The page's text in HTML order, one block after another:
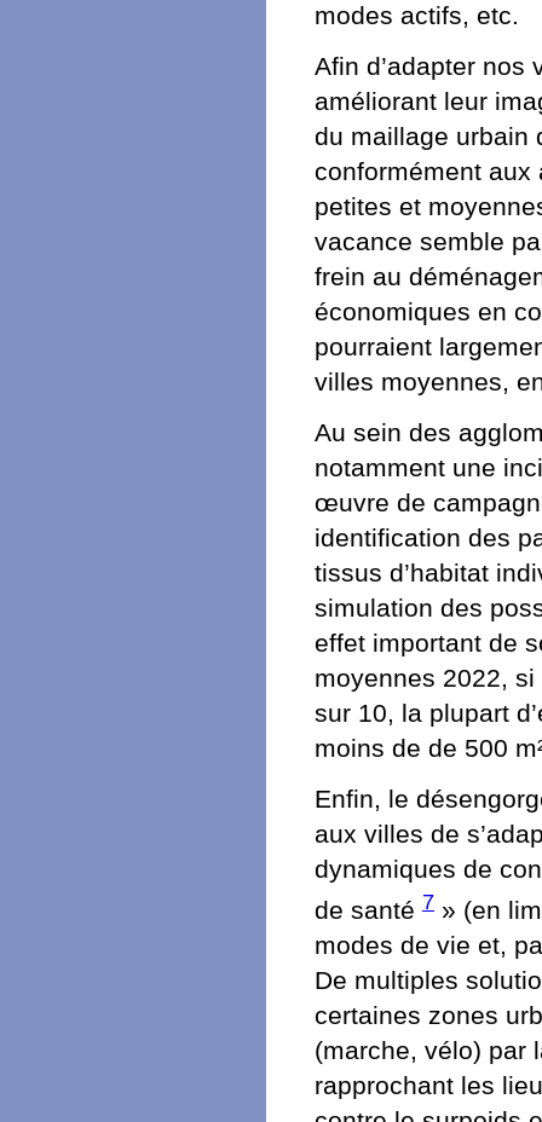
modes actifs, etc.
Afin d’adapter
améliorant leur
du maillage urbain
conformément aux
petites et
vacance semble
frein au
économiques en
pourraient
villes moyennes,
Au sein des
notamment une
œuvre de
identification des
tissus d’habitat
simulation des
effet important de
moyennes 2022,
sur 10, la plupart
moins de de 500
Enfin, le
aux villes de
dynamiques de
de santé 7 » (en
modes de vie et,
De multiples
certaines zones
(marche, vélo) par
rapprochant les